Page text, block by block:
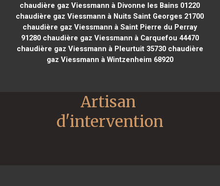
chaudière gaz Viessmann à Divonne les Bains 01220
chaudière gaz Viessmann à Nuits Saint Georges 21700
chaudière gaz Viessmann à Saint Pierre du Perray
91280chaudière gaz Viessmann à Carquefou 44470
chaudière gaz Viessmann à Pleurtuit 35730chaudière
gaz Viessmann à Wintzenheim 68920
Artisan
d'intervention